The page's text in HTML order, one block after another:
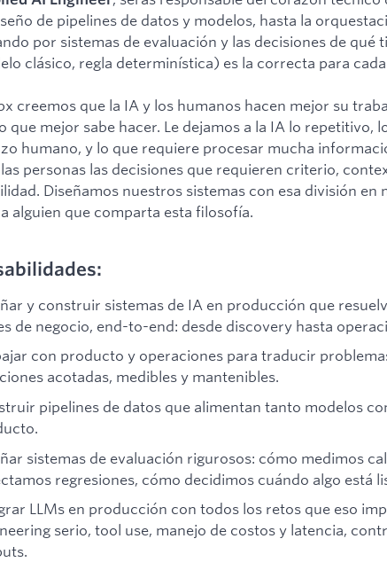
de pipelines de datos y modelos, hasta la
por sistemas de evaluación y las decisiones de qué
clásico, regla determinística) es la correcta para
creemos que la IA y los humanos hacen mejor su
que mejor sabe hacer. Le dejamos a la IA lo repetitivo,
humano, y lo que requiere procesar mucha
personas las decisiones que requieren criterio,
Diseñamos nuestros sistemas con esa división
alguien que comparta esta filosofía.
y construir sistemas de IA en producción que
de negocio, end-to-end: desde discovery hasta
con producto y operaciones para traducir
acotadas, medibles y mantenibles.
pipelines de datos que alimentan tanto modelos
sistemas de evaluación rigurosos: cómo medimos
regresiones, cómo decidimos cuándo algo está
LLMs en producción con todos los retos que eso
serio, tool use, manejo de costos y latencia,